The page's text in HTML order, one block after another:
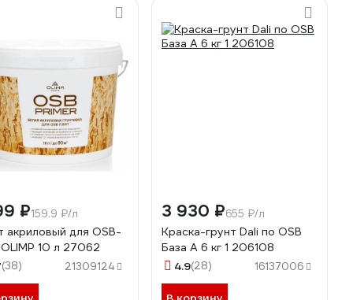
₽159.9 ₽/л
акриловый для OSB-
10 л 27062
(38) 21309124
3 930 ₽655 ₽/л
Краска-грунт Dali по OSB
База А 6 кг 1 206108
4.9(28) 16137006